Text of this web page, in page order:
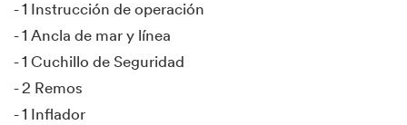
- 1 Instrucción de operación
- 1 Ancla de mar y línea
- 1 Cuchillo de Seguridad
- 2 Remos
- 1 Inflador